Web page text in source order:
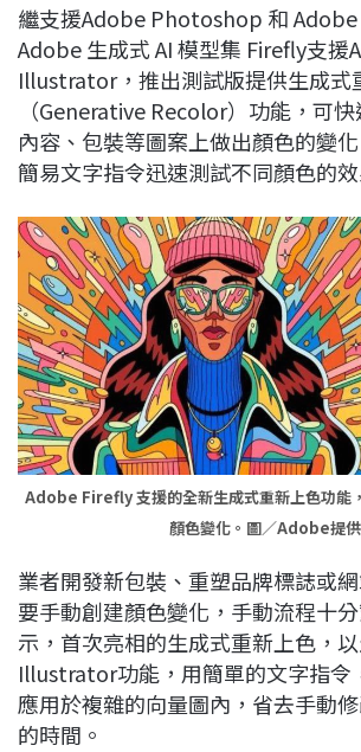
b
o
o
k
a
d
s
e
d
I
n
L
i
n
k
繼支援Adobe Photoshop 和 Adobe
Adobe 生成式 AI 模型集 Firefly支援
Illustrator，推出測試版提供生成式
（Generative Recolor）功能，可
內容、包裝等圖案上做出顏色的變
簡易文字指令迅速測試不同顏色的效
Adobe Firefly 支援的全新生成式重新上色功能
顏色變化。圖／Adobe提供
業者開發新包裝、重塑品牌標誌或
要手動創建顏色變化，手動流程十
示，首次亮相的生成式重新上色，
Illustrator功能，用簡單的文字指令
應用於複雜的向量圖內，省去手動
的時間。